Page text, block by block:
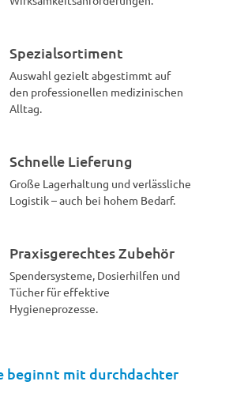
Spezialsortiment
Auswahl gezielt abgestimmt auf
den professionellen medizinischen
Alltag.
Schnelle Lieferung
Große Lagerhaltung und verlässliche
Logistik – auch bei hohem Bedarf.
Praxisgerechtes Zubehör
Spendersysteme, Dosierhilfen und
Tücher für effektive
Hygieneprozesse.
beginnt mit durchdachter